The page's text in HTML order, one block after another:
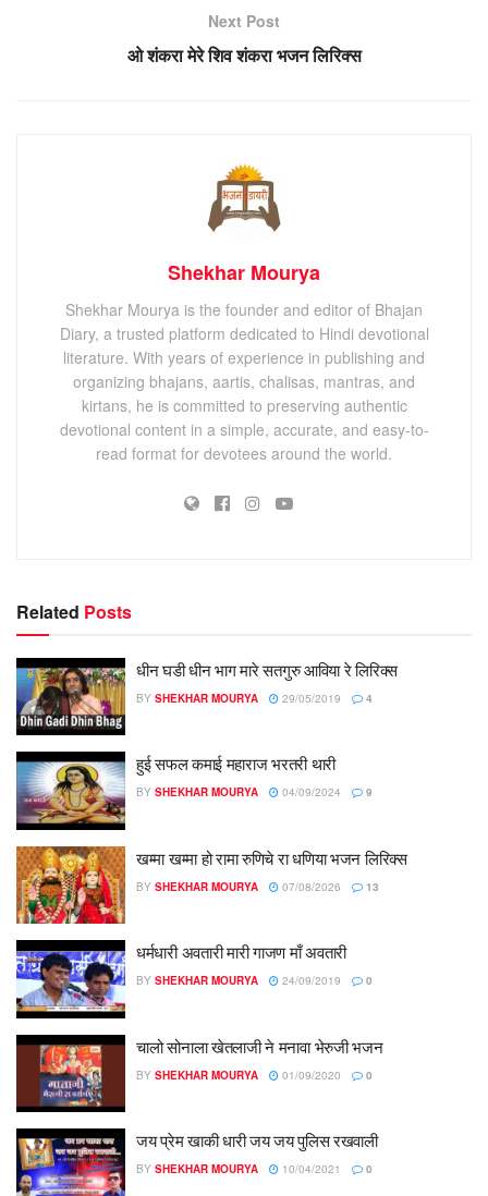
Next Post
ओ शंकरा मेरे शिव शंकरा भजन लिरिक्स
Shekhar Mourya
Shekhar Mourya is the founder and editor of Bhajan
Diary, a trusted platform dedicated to Hindi devotional
literature. With years of experience in publishing and
organizing bhajans, aartis, chalisas, mantras, and
kirtans, he is committed to preserving authentic
devotional content in a simple, accurate, and easy-to-
read format for devotees around the world.
Related Posts
धीन घडी धीन भाग मारे सतगुरु आविया रे लिरिक्स
BY SHEKHAR MOURYA 29/05/2019 4
हुई सफल कमाई महाराज भरतरी थारी
BY SHEKHAR MOURYA 04/09/2024 9
खम्मा खम्मा हो रामा रुणिचे रा धणिया भजन लिरिक्स
BY SHEKHAR MOURYA 07/08/2026 13
धर्मधारी अवतारी मारी गाजण माँ अवतारी
BY SHEKHAR MOURYA 24/09/2019 0
चालो सोनाला खेतलाजी ने मनावा भेरुजी भजन
BY SHEKHAR MOURYA 01/09/2020 0
जय प्रेम खाकी धारी जय जय पुलिस रखवाली
BY SHEKHAR MOURYA 10/04/2021 0